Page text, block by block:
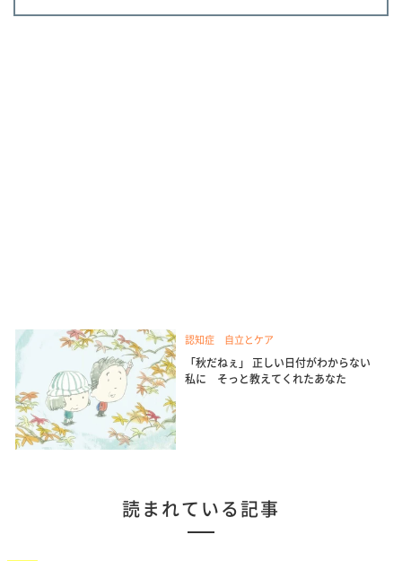
認知症 自立とケア
「秋だねぇ」 正しい日付がわからない
私に そっと教えてくれたあなた
読まれている記事